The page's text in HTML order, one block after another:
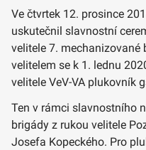
Ve čtvrtek 12. prosince
uskutečnil slavnostní
velitele 7. mechanizované
velitelem se k 1. lednu
velitele VeV-VA plukovník
Ten v rámci slavnostního
brigády z rukou velitele
Josefa Kopeckého. Pro